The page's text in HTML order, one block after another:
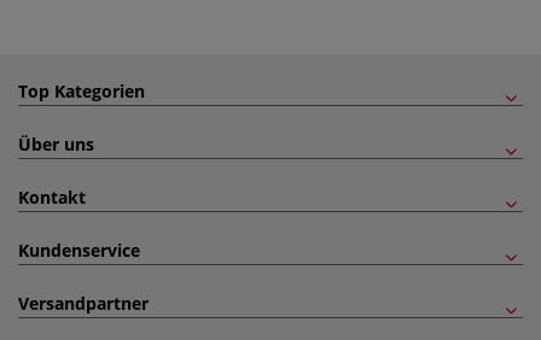
Top Kategorien
Über uns
Kontakt
Kundenservice
Versandpartner